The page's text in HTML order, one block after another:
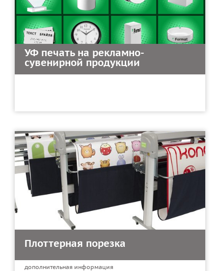
УФ печать на рекламно-
сувенирной продукции
Плоттерная порезка
дополнительная информация